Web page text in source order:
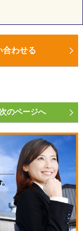
合わせる
次のページへ